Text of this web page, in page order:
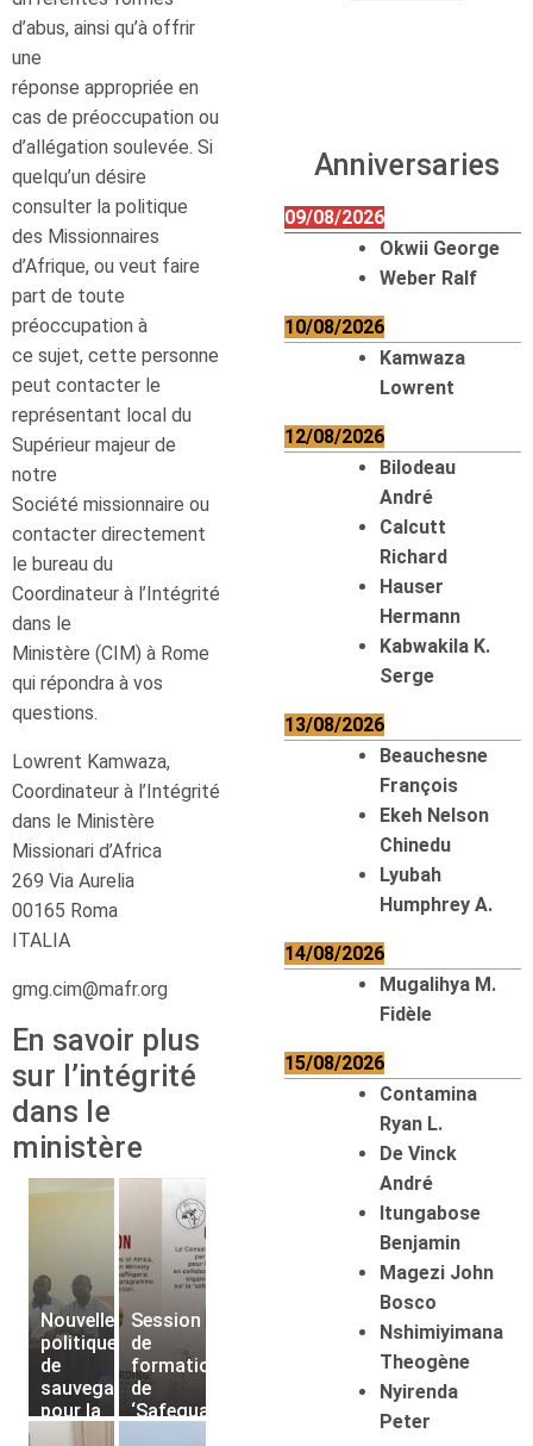
d’abus, ainsi qu’à offrir
une
réponse appropriée en
cas de préoccupation ou
d’allégation soulevée. Si
quelqu’un désire
consulter la politique
des Missionnaires
d’Afrique, ou veut faire
part de toute
préoccupation à
ce sujet, cette personne
peut contacter le
représentant local du
Supérieur majeur de
notre
Société missionnaire ou
contacter directement
le bureau du
Coordinateur à l’Intégrité
dans le
Ministère (CIM) à Rome
qui répondra à vos
questions.
Lowrent Kamwaza,
Coordinateur à l’Intégrité
dans le Ministère
Missionari d’Africa
269 Via Aurelia
00165 Roma
ITALIA
gmg.cim@mafr.org
En savoir plus
sur l’intégrité
dans le
ministère
Nouvelle
politique
de
sauvegarde
pour la
Session
de
formation
de
‘Safeguarding’
Anniversaries
09/08/2026
Okwii George
Weber Ralf
10/08/2026
Kamwaza
Lowrent
12/08/2026
Bilodeau
André
Calcutt
Richard
Hauser
Hermann
Kabwakila K.
Serge
13/08/2026
Beauchesne
François
Ekeh Nelson
Chinedu
Lyubah
Humphrey A.
14/08/2026
Mugalihya M.
Fidèle
15/08/2026
Contamina
Ryan L.
De Vinck
André
Itungabose
Benjamin
Magezi John
Bosco
Nshimiyimana
Theogène
Nyirenda
Peter